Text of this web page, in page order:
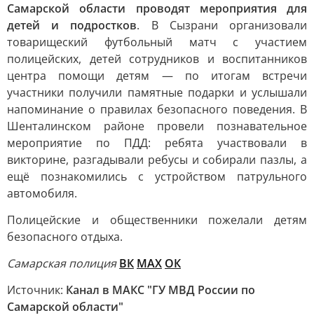
Самарской области проводят мероприятия для
детей и подростков. В Сызрани организовали
товарищеский футбольный матч с участием
полицейских, детей сотрудников и воспитанников
центра помощи детям — по итогам встречи
участники получили памятные подарки и услышали
напоминание о правилах безопасного поведения. В
Шенталинском районе провели познавательное
мероприятие по ПДД: ребята участвовали в
викторине, разгадывали ребусы и собирали пазлы, а
ещё познакомились с устройством патрульного
автомобиля.
Полицейские и общественники пожелали детям
безопасного отдыха.
Самарская полиция ВК MAX ОК
Источник: Канал в МАКС "ГУ МВД России по
Самарской области"